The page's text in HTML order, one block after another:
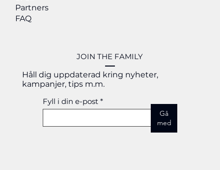
JOIN THE FAMILY
Håll dig uppdaterad kring nyheter,
kampanjer, tips m.m.
Fyll i din e-post
Gå
med
Partners
FAQ
års erfarenhet.